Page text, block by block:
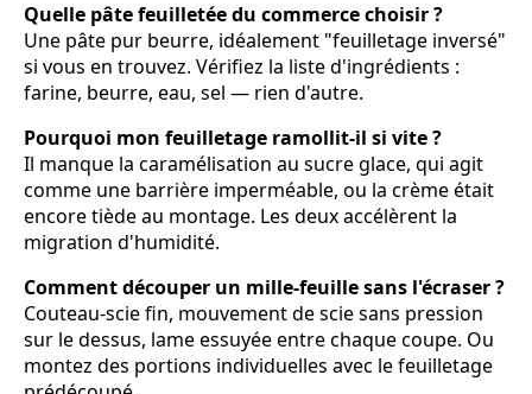
Quelle pâte feuilletée du commerce choisir ?
Une pâte pur beurre, idéalement "feuilletage inversé"
si vous en trouvez. Vérifiez la liste d'ingrédients :
farine, beurre, eau, sel — rien d'autre.
Pourquoi mon feuilletage ramollit-il si vite ?
Il manque la caramélisation au sucre glace, qui agit
comme une barrière imperméable, ou la crème était
encore tiède au montage. Les deux accélèrent la
migration d'humidité.
Comment découper un mille-feuille sans l'écraser ?
Couteau-scie fin, mouvement de scie sans pression
sur le dessus, lame essuyée entre chaque coupe. Ou
montez des portions individuelles avec le feuilletage